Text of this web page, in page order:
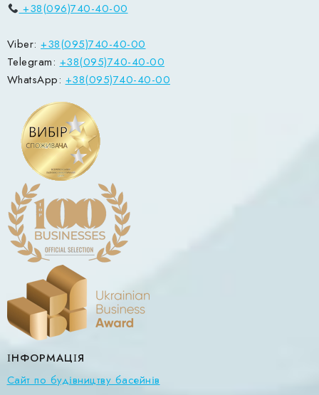
+38(096)740-40-00
Viber: +38(095)740-40-00
Telegram: +38(095)740-40-00
WhatsApp: +38(095)740-40-00
ІНФОРМАЦІЯ
Сайт по будівництву басейнів